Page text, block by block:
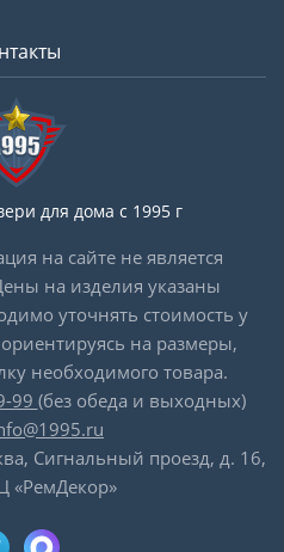
для дома с 1995 г
на сайте не является
на изделия указаны
уточнять стоимость у
на размеры,
необходимого товара.
99 (без обеда и выходных)
Сигнальный проезд, д. 16,
«РемДекор»